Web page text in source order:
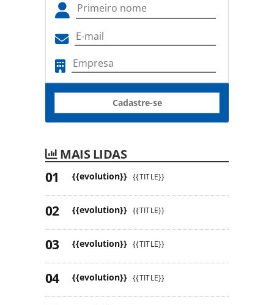
Cadastre-se
MAIS LIDAS
{{evolution}} {{TITLE}}
{{evolution}} {{TITLE}}
{{evolution}} {{TITLE}}
{{evolution}} {{TITLE}}